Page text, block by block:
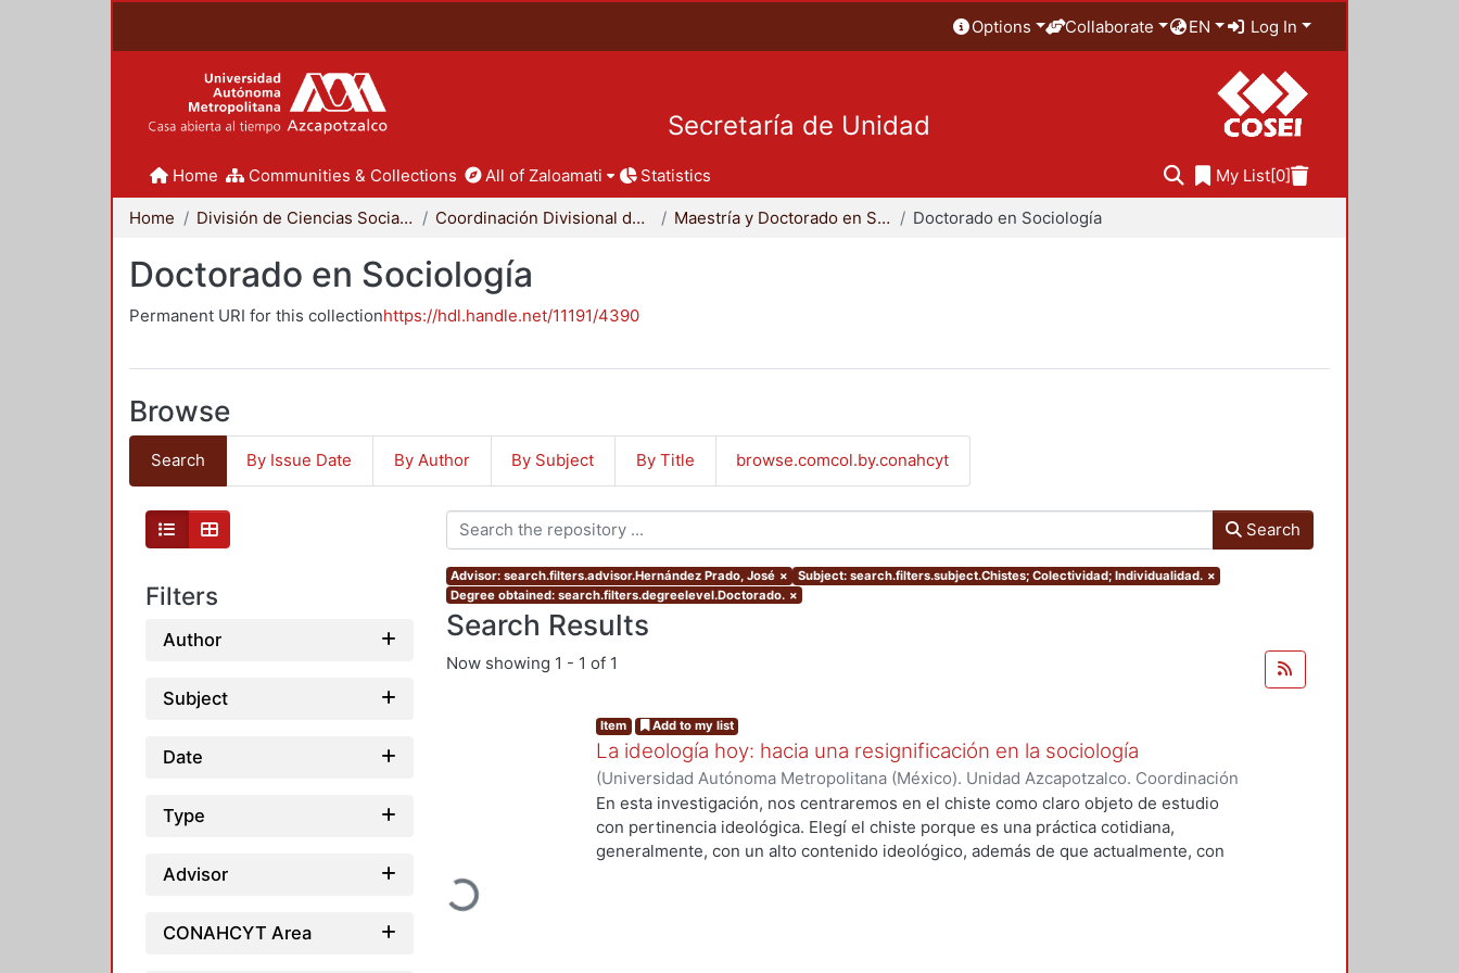
Options Collaborate EN Log In
Secretaría de Unidad
Home Communities & Collections All of Zaloamati Statistics My List[0]
Home División de Ciencias Sociales y Humanidades Coordinación Divisional de Posgrado Maestría y Doctorado en Sociología Doctorado en Sociología
Doctorado en Sociología
Permanent URI for this collectionhttps://hdl.handle.net/11191/4390
Browse
Search By Issue Date By Author By Subject By Title browse.comcol.by.conahcyt
Filters
Author
Subject
Date
Type
Advisor
CONAHCYT Area
Search
Advisor: search.filters.advisor.Hernández Prado, José × Subject: search.filters.subject.Chistes; Colectividad; Individualidad. ×
Degree obtained: search.filters.degreelevel.Doctorado. ×
Search Results
Now showing 1 - 1 of 1
Loading...
Item Add to my list
La ideología hoy: hacia una resignificación en la sociología
(Universidad Autónoma Metropolitana (México). Unidad Azcapotzalco. Coordinación
de Servicios de Información.,2016-12)Ramírez Mondragón, María Guadalupe
En esta investigación, nos centraremos en el chiste como claro objeto de estudio
con pertinencia ideológica. Elegí el chiste porque es una práctica cotidiana,
generalmente, con un alto contenido ideológico, además de que actualmente, con